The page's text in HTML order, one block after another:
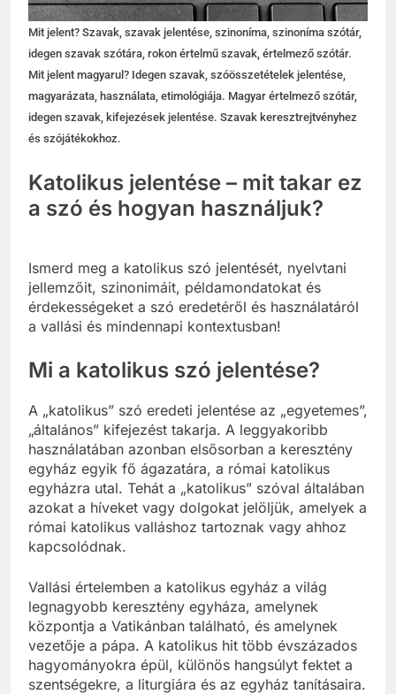
Mit jelent? Szavak, szavak jelentése, szinoníma, szinoníma szótár,
idegen szavak szótára, rokon értelmű szavak, értelmező szótár.
Mit jelent magyarul? Idegen szavak, szóösszetételek jelentése,
magyarázata, használata, etimológiája. Magyar értelmező szótár,
idegen szavak, kifejezések jelentése. Szavak keresztrejtvényhez
és szójátékokhoz.
Katolikus jelentése – mit takar ez
a szó és hogyan használjuk?
Ismerd meg a katolikus szó jelentését, nyelvtani
jellemzőit, szinonimáit, példamondatokat és
érdekességeket a szó eredetéről és használatáról
a vallási és mindennapi kontextusban!
Mi a katolikus szó jelentése?
A „katolikus” szó eredeti jelentése az „egyetemes”,
„általános” kifejezést takarja. A leggyakoribb
használatában azonban elsősorban a keresztény
egyház egyik fő ágazatára, a római katolikus
egyházra utal. Tehát a „katolikus” szóval általában
azokat a híveket vagy dolgokat jelöljük, amelyek a
római katolikus valláshoz tartoznak vagy ahhoz
kapcsolódnak.
Vallási értelemben a katolikus egyház a világ
legnagyobb keresztény egyháza, amelynek
központja a Vatikánban található, és amelynek
vezetője a pápa. A katolikus hit több évszázados
hagyományokra épül, különös hangsúlyt fektet a
szentségekre, a liturgiára és az egyház tanításaira.